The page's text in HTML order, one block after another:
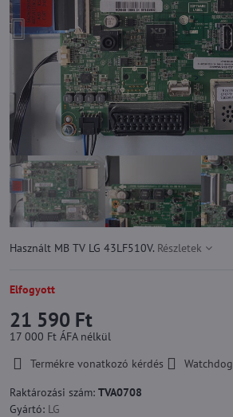
Használt MB TV LG 43LF510V. Részletek
Elfogyott
21 590 Ft
17 000 Ft ÁFA nélkül
Termékre vonatkozó kérdés
Watchdog
Raktározási szám: TVA0708
Gyártó: LG